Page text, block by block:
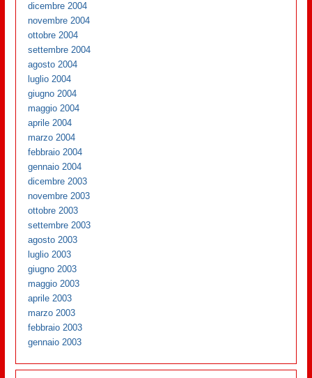
dicembre 2004
novembre 2004
ottobre 2004
settembre 2004
agosto 2004
luglio 2004
giugno 2004
maggio 2004
aprile 2004
marzo 2004
febbraio 2004
gennaio 2004
dicembre 2003
novembre 2003
ottobre 2003
settembre 2003
agosto 2003
luglio 2003
giugno 2003
maggio 2003
aprile 2003
marzo 2003
febbraio 2003
gennaio 2003